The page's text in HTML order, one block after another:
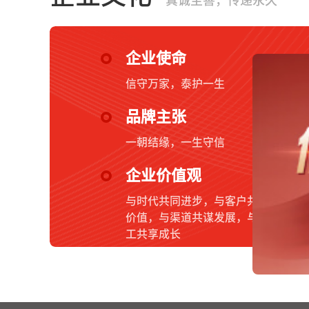
企业使命
信守万家，泰护一生
品牌主张
一朝结缘，一生守信
企业价值观
与时代共同进步，与客户共创
价值，与渠道共谋发展，与员
工共享成长